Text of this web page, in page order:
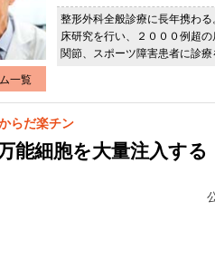
一覧
整形外科全般診療に長年携わ
床研究を行い、２０００例超
関節、スポーツ障害患者に診療
らだ楽チン
能細胞を大量注入す